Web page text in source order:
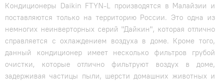
Кондиционеры Daikin FTYN-L производятся в Малайзии и
поставляются только на территорию России. Это одна из
немногих неинверторных серий "Дайкин", которая отлично
справляется с охлаждением воздуха в доме. Кроме того,
данный кондиционер имеет несколько фильтров грубой
очистки, которые отлично фильтруют воздух в доме,
задерживая частицы пыли, шерсти домашних животных и